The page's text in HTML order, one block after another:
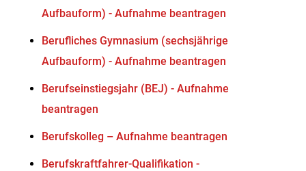
Aufbauform) - Aufnahme beantragen
Berufliches Gymnasium (sechsjährige
Aufbauform) - Aufnahme beantragen
Berufseinstiegsjahr (BEJ) - Aufnahme
beantragen
Berufskolleg – Aufnahme beantragen
Berufskraftfahrer-Qualifikation -